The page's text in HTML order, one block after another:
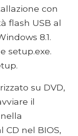
con
flash USB al
8.1.
setup.exe.
su DVD,
il
CD nel BIOS,